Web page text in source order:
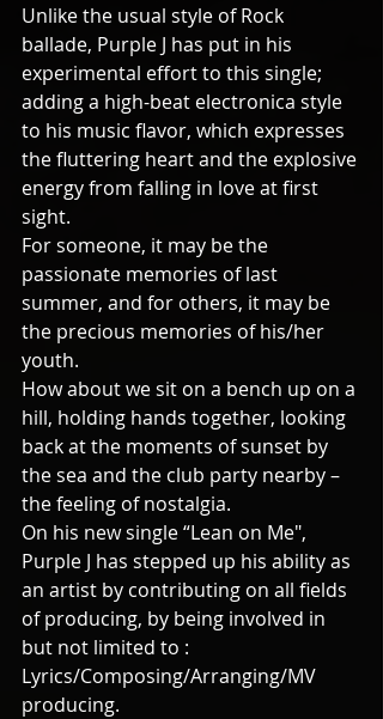
Unlike the usual style of Rock
ballade, Purple J has put in his
experimental effort to this single;
adding a high-beat electronica style
to his music flavor, which expresses
the fluttering heart and the explosive
energy from falling in love at first
sight.
For someone, it may be the
passionate memories of last
summer, and for others, it may be
the precious memories of his/her
youth.
How about we sit on a bench up on a
hill, holding hands together, looking
back at the moments of sunset by
the sea and the club party nearby –
the feeling of nostalgia.
On his new single “Lean on Me",
Purple J has stepped up his ability as
an artist by contributing on all fields
of producing, by being involved in
but not limited to :
Lyrics/Composing/Arranging/MV
producing.